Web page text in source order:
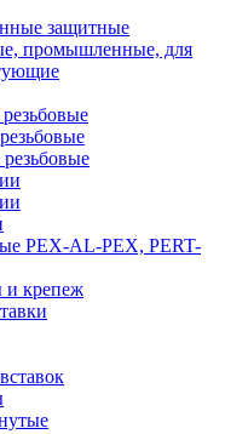
защитные
промышленные, для
PEX-AL-PEX, PERT-
и крепеж